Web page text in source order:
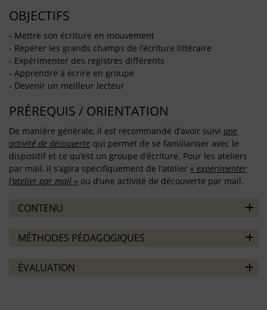
OBJECTIFS
- Mettre son écriture en mouvement
- Repérer les grands champs de l’écriture littéraire
- Expérimenter des registres différents
- Apprendre à écrire en groupe
- Devenir un meilleur lecteur
PRÉREQUIS / ORIENTATION
De manière générale, il est recommandé d’avoir suivi une
activité de découverte qui permet de se familiariser avec le
dispositif et ce qu’est un groupe d’écriture. Pour les ateliers
par mail, il s’agira spécifiquement de l’atelier « expérimenter
l’atelier par mail » ou d’une activité de découverte par mail.
CONTENU
MÉTHODES PÉDAGOGIQUES
ÉVALUATION